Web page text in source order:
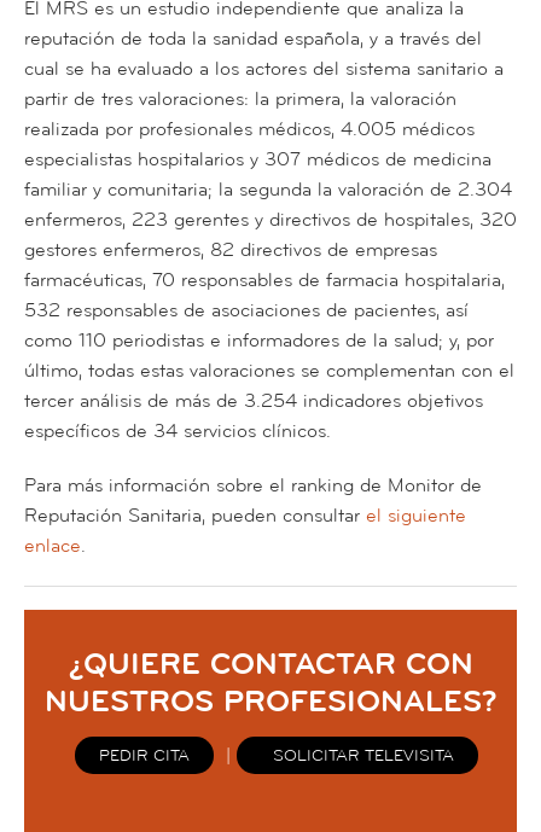
El MRS es un estudio independiente que analiza la
reputación de toda la sanidad española, y a través del
cual se ha evaluado a los actores del sistema sanitario a
partir de tres valoraciones: la primera, la valoración
realizada por profesionales médicos, 4.005 médicos
especialistas hospitalarios y 307 médicos de medicina
familiar y comunitaria; la segunda la valoración de 2.304
enfermeros, 223 gerentes y directivos de hospitales, 320
gestores enfermeros, 82 directivos de empresas
farmacéuticas, 70 responsables de farmacia hospitalaria,
532 responsables de asociaciones de pacientes, así
como 110 periodistas e informadores de la salud; y, por
último, todas estas valoraciones se complementan con el
tercer análisis de más de 3.254 indicadores objetivos
específicos de 34 servicios clínicos.
Para más información sobre el ranking de Monitor de
Reputación Sanitaria, pueden consultar el siguiente
enlace.
¿QUIERE CONTACTAR CON
NUESTROS PROFESIONALES?
PEDIR CITA | SOLICITAR TELEVISITA